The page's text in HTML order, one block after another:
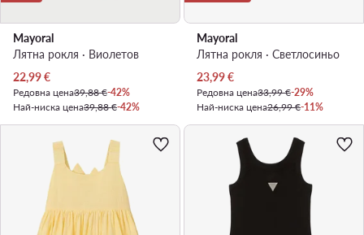
Mayoral
Лятна рокля · Виолетов
Актуална цена
22,99€
Редовна цена39,88 €-42%
Най-ниска цена39,88 €-42%
Mayoral
Лятна рокля · Светлосиньо
Актуална цена
23,99€
Редовна цена33,99 €-29%
Най-ниска цена26,99 €-11%